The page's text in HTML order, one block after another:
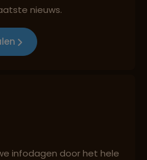
reisroutes
nieuws.
infodagen door het hele